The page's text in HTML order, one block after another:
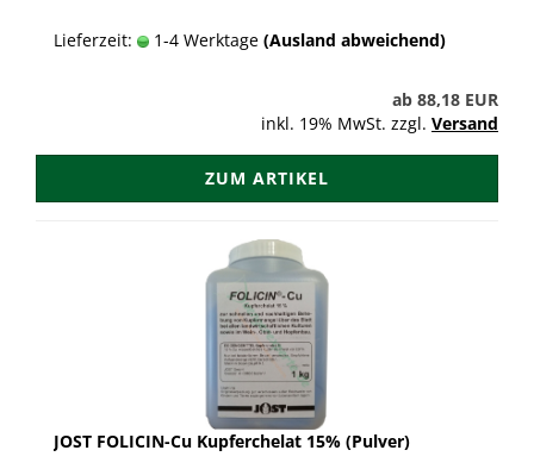
Lieferzeit: 1-4 Werktage (Ausland abweichend)
ab 88,18 EUR
inkl. 19% MwSt. zzgl. Versand
ZUM ARTIKEL
JOST FOLICIN-Cu Kupferchelat 15% (Pulver)